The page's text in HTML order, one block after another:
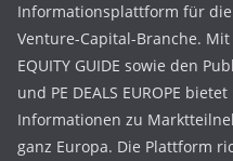
Informationsplattform für
Venture-Capital-Branche.
EQUITY GUIDE sowie den
und PE DEALS EUROPE
Informationen zu
ganz Europa. Die Plattform